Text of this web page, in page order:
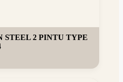
2 PINTU TYPE